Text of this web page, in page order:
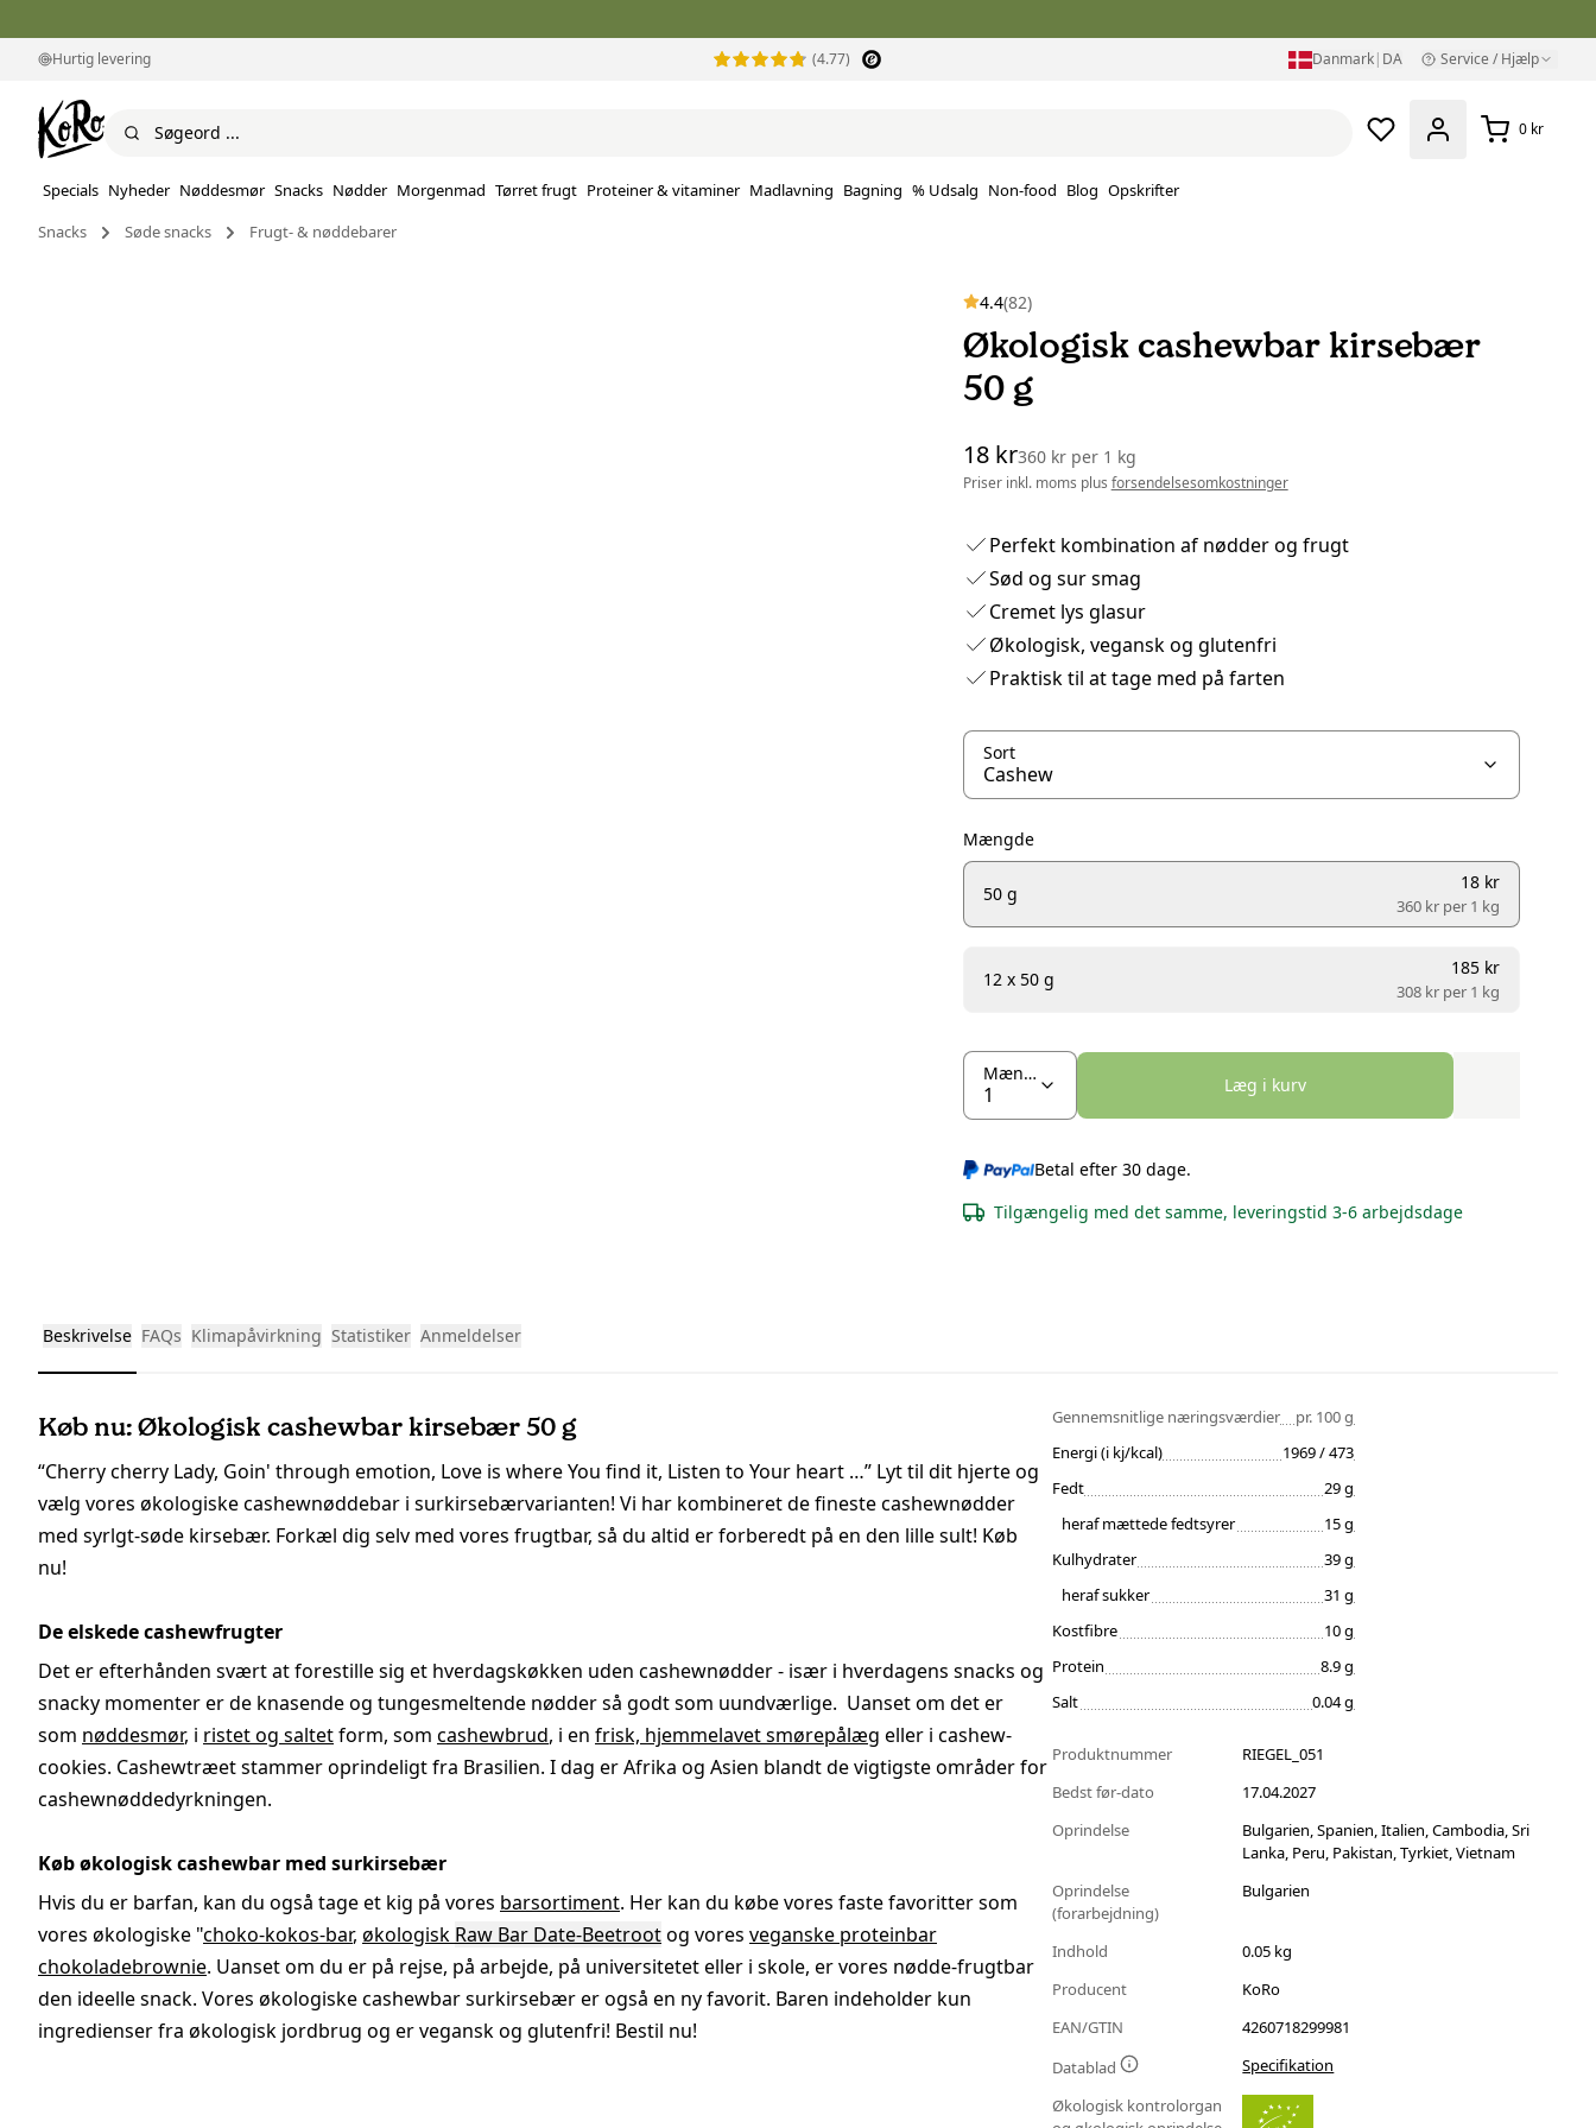
Hurtig levering (4.77) Danmark| DA Service / Hjælp
0 kr
Specials Nyheder Nøddesmør Snacks Nødder Morgenmad Tørret frugt Proteiner & vitaminer Madlavning Bagning % Udsalg Non-food Blog Opskrifter
Snacks
Søde snacks Frugt- & nøddebarer
4.4(82)
Økologisk cashewbar kirsebær
50 g
18 kr360 kr per1 kg
Priser inkl. moms plus forsendelsesomkostninger
Perfekt kombination af nødder og frugt
Sød og sur smag
Cremet lys glasur
Økologisk, vegansk og glutenfri
Praktisk til at tage med på farten
Sort
Mængde
50 g
18 kr
360 kr per1 kg
12 x 50 g
185 kr
308 kr per1 kg
Mængde
Læg i kurv
Betal efter 30 dage.
Tilgængelig med det samme, leveringstid 3-6 arbejdsdage
Beskrivelse FAQs Klimapåvirkning Statistiker Anmeldelser
Køb nu: Økologisk cashewbar kirsebær 50 g
“Cherry cherry Lady, Goin' through emotion, Love is where You find it, Listen to Your heart …” Lyt til dit hjerte og
vælg vores økologiske cashewnøddebar i surkirsebærvarianten! Vi har kombineret de fineste cashewnødder
med syrlgt-søde kirsebær. Forkæl dig selv med vores frugtbar, så du altid er forberedt på en den lille sult! Køb
nu!
De elskede cashewfrugter
Det er efterhånden svært at forestille sig et hverdagskøkken uden cashewnødder - især i hverdagens snacks og
snacky momenter er de knasende og tungesmeltende nødder så godt som uundværlige. Uanset om det er
som nøddesmør, i ristet og saltetform, som cashewbrud, i en frisk, hjemmelavet smørepålæg eller i cashew-
cookies. Cashewtræet stammer oprindeligt fra Brasilien. I dag er Afrika og Asien blandt de vigtigste områder for
cashewnøddedyrkningen.
Køb økologisk cashewbar med surkirsebær
Hvis du er barfan, kan du også tage et kig på vores barsortiment. Her kan du købe vores faste favoritter som
vores økologiske "choko-kokos-bar, økologisk Raw Bar Date-Beetrootog vores veganske proteinbar
chokoladebrownie. Uanset om du er på rejse, på arbejde, på universitetet eller i skole, er vores nødde-frugtbar
den ideelle snack. Vores økologiske cashewbar surkirsebær er også en ny favorit. Baren indeholder kun
ingredienser fra økologisk jordbrug og er vegansk og glutenfri! Bestil nu!
Gennemsnitlige næringsværdier
pr. 100 g
Energi (i kj/kcal)
1969 / 473
Fedt
29 g
heraf mættede fedtsyrer
15 g
Kulhydrater
39 g
heraf sukker
31 g
Kostfibre
10 g
Protein
8.9 g
Salt
0.04 g
Produktnummer
RIEGEL_051
Bedst før-dato
17.04.2027
Oprindelse
Bulgarien, Spanien, Italien, Cambodia, Sri
Lanka, Peru, Pakistan, Tyrkiet, Vietnam
Oprindelse
(forarbejdning)
Bulgarien
Indhold
0.05 kg
Producent
KoRo
EAN/GTIN
4260718299981
Datablad
Specifikation
Økologisk kontrolorgan